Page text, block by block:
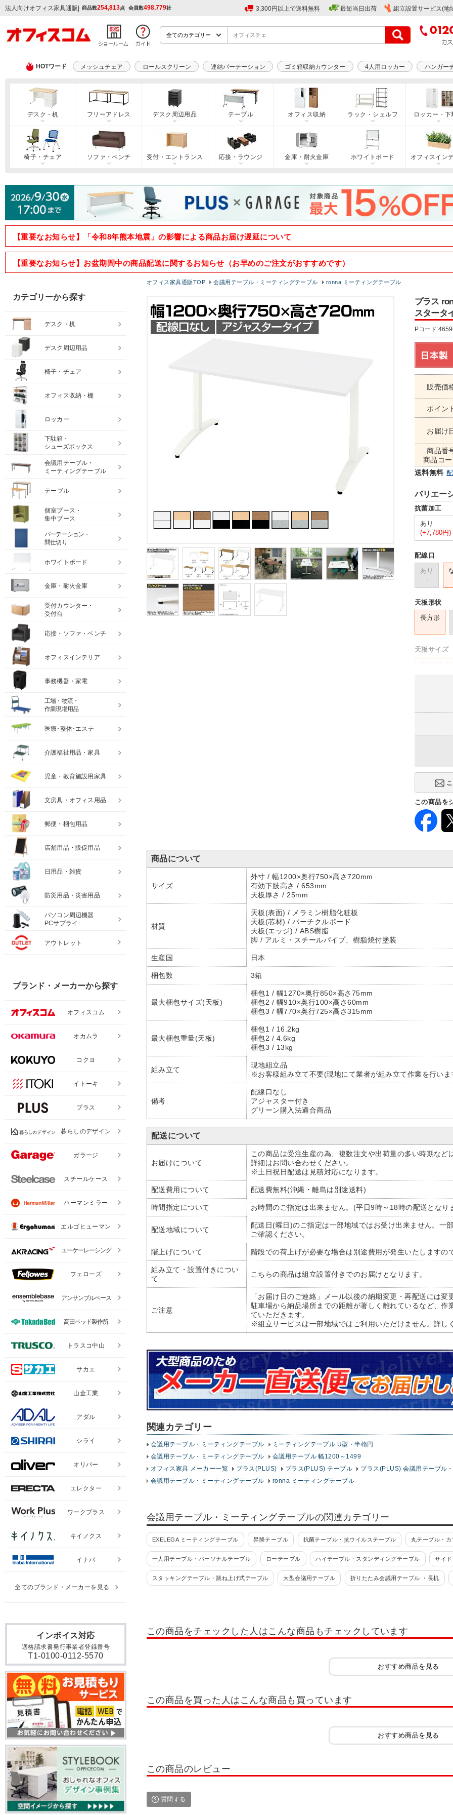
法人向けオフィス家具通販 | 商品数254,813点 会員数498,779社 3,300円以上で送料無料 最短当日出荷 組立設置サービス(地
HOTワード メッシュチェア ロールスクリーン 連結パーテーション ゴミ箱収納カウンター 4人用ロッカー ハンガー
デスク・机 フリーアドレス デスク周辺用品 テーブル オフィス収納 ラック・シェルフ ロッカー・下
椅子・チェア ソファ・ベンチ 受付・エントランス 応接・ラウンジ 金庫・耐火金庫 ホワイトボード オフィスイン
【重要なお知らせ】「令和8年熊本地震」の影響による商品お届け遅延について
【重要なお知らせ】お盆期間中の商品配送に関するお知らせ（お早めのご注文がおすすめです）
オフィス家具通販TOP 会議用テーブル・ミーティングテーブル ronna ミーティングテーブル
プラス
スタータ
Pコード
販売価
ポイン
お届け
商品番
商品コ
送料無料
バリエー
抗菌加工
あり
(+7,780円)
配線口
あり
-
天板形状
長方形
天板サイズ
この商品を
商品について
サイズ
外寸 / 幅1200×奥行750×高さ720mm
有効下肢高さ / 653mm
天板厚さ / 25mm
材質
天板(表面) / メラミン樹脂化粧板
天板(芯材) / パーチクルボード
天板(エッジ) / ABS樹脂
脚 / アルミ・スチールパイプ、樹脂焼付塗装
生産国 日本
梱包数 3箱
最大梱包サイズ(天板)
梱包1 / 幅1270×奥行850×高さ75mm
梱包2 / 幅910×奥行100×高さ60mm
梱包3 / 幅770×奥行725×高さ315mm
最大梱包重量(天板)
梱包1 / 16.2kg
梱包2 / 4.6kg
梱包3 / 13kg
組み立て
現地組立品
※お客様組み立て不要(現地にて業者が組み立て作業を行いま
備考
配線口なし
アジャスター付き
グリーン購入法適合商品
配送について
お届けについて
この商品は受注生産の為、複数注文や出荷量の多い時期な
詳細はお問い合わせください。
※土日祝日配送は見積対応になります。
配送費用について 配送費無料(沖縄・離島は別途送料)
時間指定について お時間のご指定は出来ません。(平日9時～18時の配送となり
配送地域について
配送日(曜日)のご指定は一部地域ではお受け出来ません。一
ご確認ください。
階上げについて 階段での荷上げが必要な場合は別途費用が発生いたしますの
組み立て・設置付きについ
て
こちらの商品は組立設置付きでのお届けとなります。
ご注意
「お届け日のご連絡」メール以後の納期変更・再配送には
駐車場から納品場所までの距離が著しく離れているなど、
ていただきます。
※組立サービスは一部地域ではご利用いただけません。詳し
関連カテゴリー
会議用テーブル・ミーティングテーブル
ミーティングテーブル U型・半楕円
会議用テーブル・ミーティングテーブル
会議用テーブル 幅1200～1499
オフィス家具 メーカー一覧
プラス(PLUS) プラス(PLUS) テーブル
プラス(PLUS) 会議用テーブル
会議用テーブル・ミーティングテーブル
ronna ミーティングテーブル
会議用テーブル・ミーティングテーブルの関連カテゴリー
EXELEGA ミーティングテーブル 昇降テーブル 抗菌テーブル・抗ウイルステーブル 丸テーブル・
一人用テーブル・パーソナルテーブル ローテーブル ハイテーブル・スタンディングテーブル サイ
スタッキングテーブル・跳ね上げ式テーブル 大型会議用テーブル 折りたたみ会議用テーブル ・長机
コクヨ フランカ 会議用テーブル・ミーティングテーブル ミーティングテーブル エニーテーブル
ミーティングテーブル MUE ミーティング
会議用テーブル 幅1800～2099
ミーティングテーブル 舟形・ボート型
この商品をチェックした人はこんな商品もチェックしています
おすすめ商品を見る
この商品を買った人はこんな商品も買っています
おすすめ商品を見る
この商品のレビュー
質問する
インボイス対応
適格請求書発行事業者登録番号
T1-0100-0112-5570
カテゴリーから探す
デスク・机
デスク周辺用品
椅子・チェア
オフィス収納・棚
ロッカー
下駄箱・
シューズボックス
会議用テーブル・
ミーティングテーブル
テーブル
個室ブース・
集中ブース
パーテーション・
間仕切り
ホワイトボード
金庫・耐火金庫
受付カウンター・
受付台
応接・ソファ・ベンチ
オフィスインテリア
事務機器・家電
工場・物流・
作業現場用品
医療･整体･エステ
介護福祉用品・家具
児童・教育施設用家具
文房具・オフィス用品
郵便・梱包用品
店舗用品・販促用品
日用品・雑貨
防災用品・災害用品
パソコン周辺機器
PCサプライ
アウトレット
ブランド・メーカーから探す
オフィスコム
オカムラ
コクヨ
イトーキ
プラス
暮らしのデザイン
ガラージ
スチールケース
ハーマンミラー
エルゴヒューマン
エーケーレーシング
フェローズ
アンサンブルベース
高田ベッド製作所
トラスコ中山
サカエ
山金工業
アダル
シライ
オリバー
エレクター
ワークプラス
キイノクス
イナバ
全てのブランド・メーカーを見る